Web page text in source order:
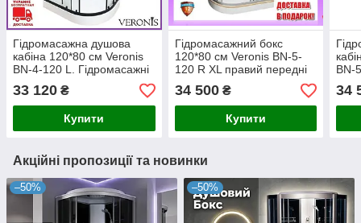
Гідромасажна душова
кабіна 120*80 см Veronis
BN-4-120 L. Гідромасажні
кабіни та бокси 120x80 см
33 120 ₴
Купити
Гідромасажний бокс
120*80 см Veronis BN-5-
120 R XL правий передні
скла матові
34 500₴
Купити
BN-
34
Акційні пропозиції та новинки
–50% –50%